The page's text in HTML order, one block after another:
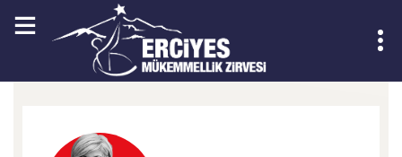
EKIM 11, 2023